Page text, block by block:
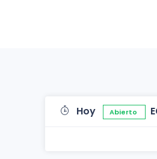
Hoy Abierto